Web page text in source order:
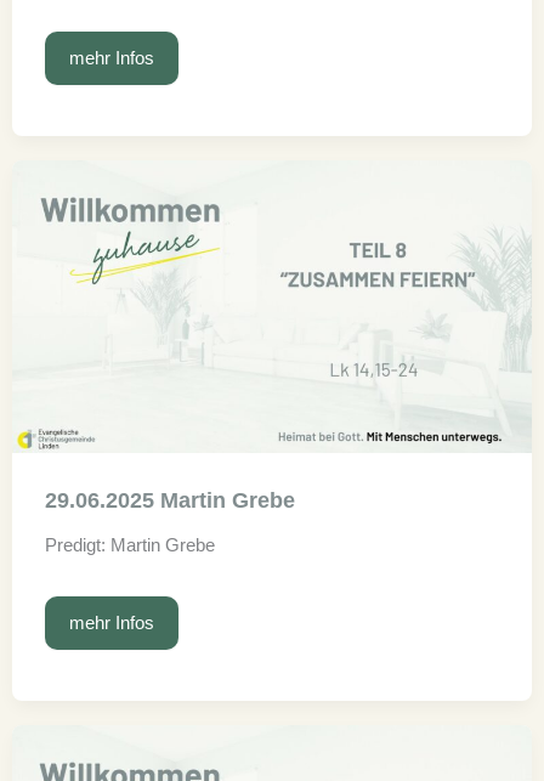
Willkommen
mehr Infos
29.06.2025 Martin Grebe
Predigt: Martin Grebe
29.06.2025
Grebe
mehr Infos